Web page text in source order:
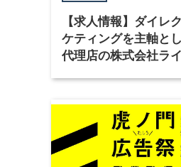
【求人情報】ダイレ
ケティングを主軸と
代理店の株式会社ライ